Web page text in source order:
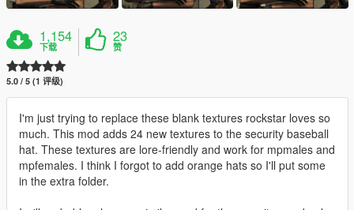
1,154
下载
23
赞
5.0 / 5 (1 评级)
I'm just trying to replace these blank textures rockstar loves so
much. This mod adds 24 new textures to the security baseball
hat. These textures are lore-friendly and work for mpmales and
mpfemales. I think I forgot to add orange hats so I'll put some
in the extra folder.